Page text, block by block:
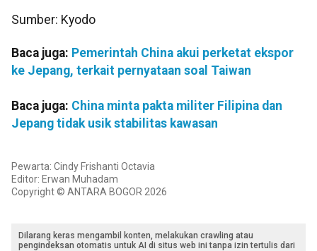
Sumber: Kyodo
Baca juga: Pemerintah China akui perketat ekspor
ke Jepang, terkait pernyataan soal Taiwan
Baca juga: China minta pakta militer Filipina dan
Jepang tidak usik stabilitas kawasan
Pewarta: Cindy Frishanti Octavia
Editor: Erwan Muhadam
Copyright © ANTARA BOGOR 2026
Dilarang keras mengambil konten, melakukan crawling atau
pengindeksan otomatis untuk AI di situs web ini tanpa izin tertulis dari